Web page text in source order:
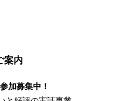
案内
加募集中！